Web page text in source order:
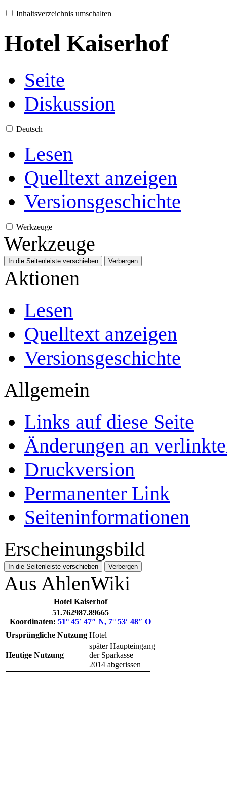
Inhaltsverzeichnis umschalten
Hotel Kaiserhof
Seite
Diskussion
Deutsch
Lesen
Quelltext anzeigen
Versionsgeschichte
Werkzeuge
Werkzeuge
In die Seitenleiste verschieben Verbergen
Aktionen
Lesen
Quelltext anzeigen
Versionsgeschichte
Allgemein
Links auf diese Seite
Änderungen an
Druckversion
Permanenter Link
Seiten­­informationen
Erscheinungsbild
In die Seitenleiste verschieben Verbergen
Aus AhlenWiki
Hotel Kaiserhof
51.762987.89665
Koordinaten: 51° 45′ 47″ N, 7° 53′ 48″ O
Ursprüngliche Nutzung Hotel
Heutige Nutzung
später Haupteingang
der Sparkasse
2014 abgerissen